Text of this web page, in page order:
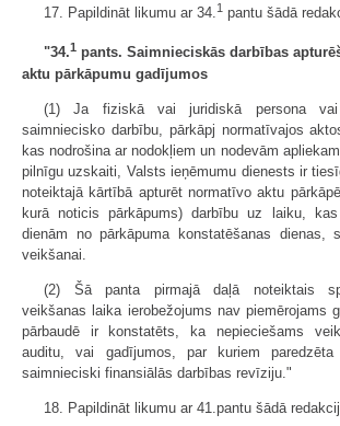
17. Papildināt likumu ar 34.1 pantu šādā
"34.1
pants. Saimnieciskās darbības
aktu pārkāpumu gadījumos
(1) Ja fiziskā vai juridiskā persona
saimniecisko darbību, pārkāpj normatīvajos
kas nodrošina ar nodokļiem un nodevām
pilnīgu uzskaiti, Valsts ieņēmumu dienests ir
noteiktajā kārtībā apturēt normatīvo aktu
kurā noticis pārkāpums) darbību uz laiku,
dienām no pārkāpuma konstatēšanas dienas,
veikšanai.
(2) Šā panta pirmajā daļā noteiktais
veikšanas laika ierobežojums nav piemērojams
pārbaudē ir konstatēts, ka nepieciešams
auditu, vai gadījumos, par kuriem paredzēta
saimnieciski finansiālās darbības revīziju."
18. Papildināt likumu ar 41.pantu šādā